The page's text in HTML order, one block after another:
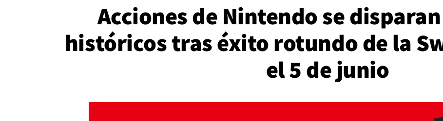
Acciones de Nintendo se
históricos tras éxito rotundo de la
el 5 de junio